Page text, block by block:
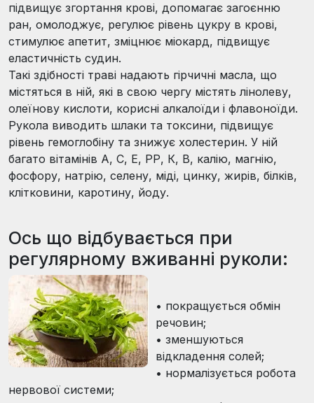
підвищує згортання крові, допомагає загоєнню
ран, омолоджує, регулює рівень цукру в крові,
стимулює апетит, зміцнює міокард, підвищує
еластичність судин.
Такі здібності траві надають гірчичні масла, що
містяться в ній, які в свою чергу містять лінолеву,
олеїнову кислоти, корисні алкалоїди і флавоноїди.
Рукола виводить шлаки та токсини, підвищує
рівень гемоглобіну та знижує холестерин. У ній
багато вітамінів А, С, Е, РР, К, В, калію, магнію,
фосфору, натрію, селену, міді, цинку, жирів, білків,
клітковини, каротину, йоду.
Ось що відбувається при
регулярному вживанні руколи:
• покращується обмін
речовин;
• зменшуються
відкладення солей;
• нормалізується робота
нервової системи;